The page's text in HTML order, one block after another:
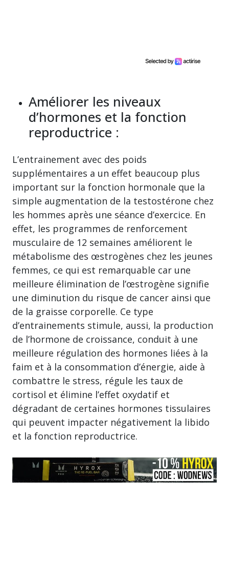
Améliorer les niveaux
d’hormones et la fonction
reproductrice :
L’entrainement avec des poids
supplémentaires a un effet beaucoup plus
important sur la fonction hormonale que la
simple augmentation de la testostérone chez
les hommes après une séance d’exercice. En
effet, les programmes de renforcement
musculaire de 12 semaines améliorent le
métabolisme des œstrogènes chez les jeunes
femmes, ce qui est remarquable car une
meilleure élimination de l’œstrogène signifie
une diminution du risque de cancer ainsi que
de la graisse corporelle. Ce type
d’entrainements stimule, aussi, la production
de l’hormone de croissance, conduit à une
meilleure régulation des hormones liées à la
faim et à la consommation d’énergie, aide à
combattre le stress, régule les taux de
cortisol et élimine l’effet oxydatif et
dégradant de certaines hormones tissulaires
qui peuvent impacter négativement la libido
et la fonction reproductrice.